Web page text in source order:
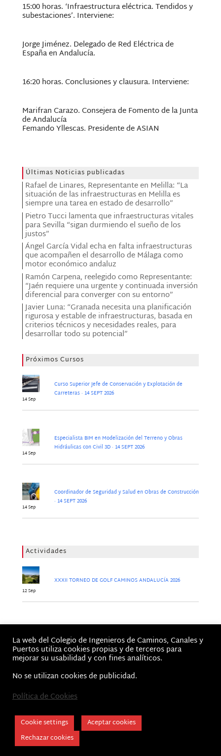
15:00 horas. ‘Infraestructura eléctrica. Tendidos y
subestaciones’. Interviene:
Jorge Jiménez. Delegado de Red Eléctrica de
España en Andalucía.
16:20 horas. Conclusiones y clausura. Interviene:
Marifran Carazo. Consejera de Fomento de la Junta
de Andalucía
Femando Yllescas. Presidente de ASIAN
Últimas Noticias publicadas
Rafael de Linares, Representante en Melilla: “La
situación de las infraestructuras en Melilla es
siempre una tarea en estado de desarrollo”
Pietro Tucci lamenta que infraestructuras vitales
para Sevilla “sigan durmiendo el sueño de los
justos”
Ángel García Vidal echa en falta infraestructuras
que acompañen el desarrollo de Málaga como
motor económico andaluz
Ramón Carpena, reelegido como Representante:
“Jaén requiere una urgente y continuada inversión
diferencial para converger con su entorno”
Javier Luna: “Granada necesita una planificación
rigurosa y estable de infraestructuras, basada en
criterios técnicos y necesidades reales, para
desarrollar todo su potencial”
Próximos Cursos
14 Sep
Curso Superior Jefe de Conservación y Explotación de
Carreteras · 14 SEPT 2026
14 Sep
Especialista BIM en Modelización del Terreno y Obras
Hidráulicas con Civil 3D · 14 SEPT 2026
14 Sep
Coordinador de Seguridad y Salud en Obras de Construcción
· 14 SEPT 2026
Actividades
12 Sep
XXXII TORNEO DE GOLF CAMINOS ANDALUCÍA 2026
Jornadas
No hay Jornadas
Cookie Policy
CICCP Andalucía © 2026 | Colegio de Caminos
Canales y Puertos - Demarcación Andalucía,
La web del Colegio de Ingenieros de Caminos, Canales y
Puertos utiliza cookies propias y de terceros para
mejorar su usabilidad y con fines analíticos.
No se utilizan cookies de publicidad.
Política de Cookies
Cookie settings
Aceptar cookies
Rechazar cookies